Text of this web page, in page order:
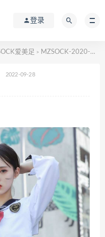
登录
爱美足 > MZSOCK-2020-丝袜系列
2022-09-28